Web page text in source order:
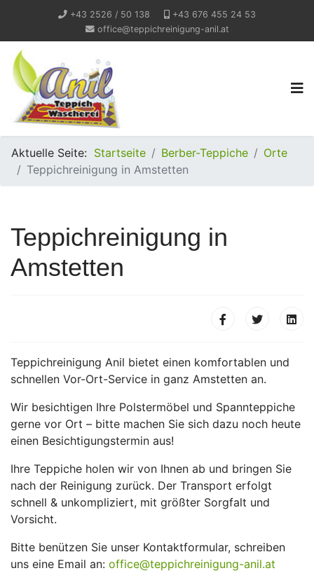
+43 2526 / 50 138
+43 676 455 24 53
office@teppichreinigung-anil.at
Aktuelle Seite: Startseite Berber-Teppiche
Orte
Teppichreinigung in Amstetten
Teppichreinigung in
Amstetten
Teppichreinigung Anil bietet einen komfortablen und
schnellen Vor-Ort-Service in ganz Amstetten an.
Wir besichtigen Ihre Polstermöbel und Spannteppiche
gerne vor Ort – bitte machen Sie sich dazu noch heute
einen Besichtigungstermin aus!
Ihre Teppiche holen wir von Ihnen ab und bringen Sie
nach der Reinigung zurück. Der Transport erfolgt
schnell & unkompliziert, mit größter Sorgfalt und
Vorsicht.
Bitte benützen Sie unser Kontaktformular, schreiben
uns eine Email an: office@teppichreinigung-anil.at